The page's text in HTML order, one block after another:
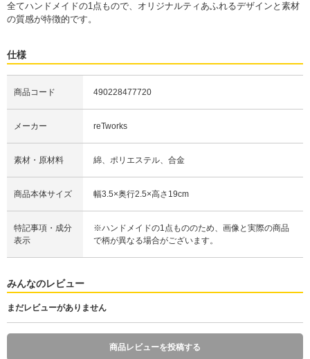
全てハンドメイドの1点もので、オリジナルティあふれるデザインと素材
の質感が特徴的です。
仕様
商品コード 490228477720
メーカー reTworks
素材・原材料 綿、ポリエステル、合金
商品本体サイズ 幅3.5×奥行2.5×高さ19cm
特記事項・成分
表示
※ハンドメイドの1点もののため、画像と実際の商品
で柄が異なる場合がございます。
みんなのレビュー
まだレビューがありません
商品レビューを投稿する